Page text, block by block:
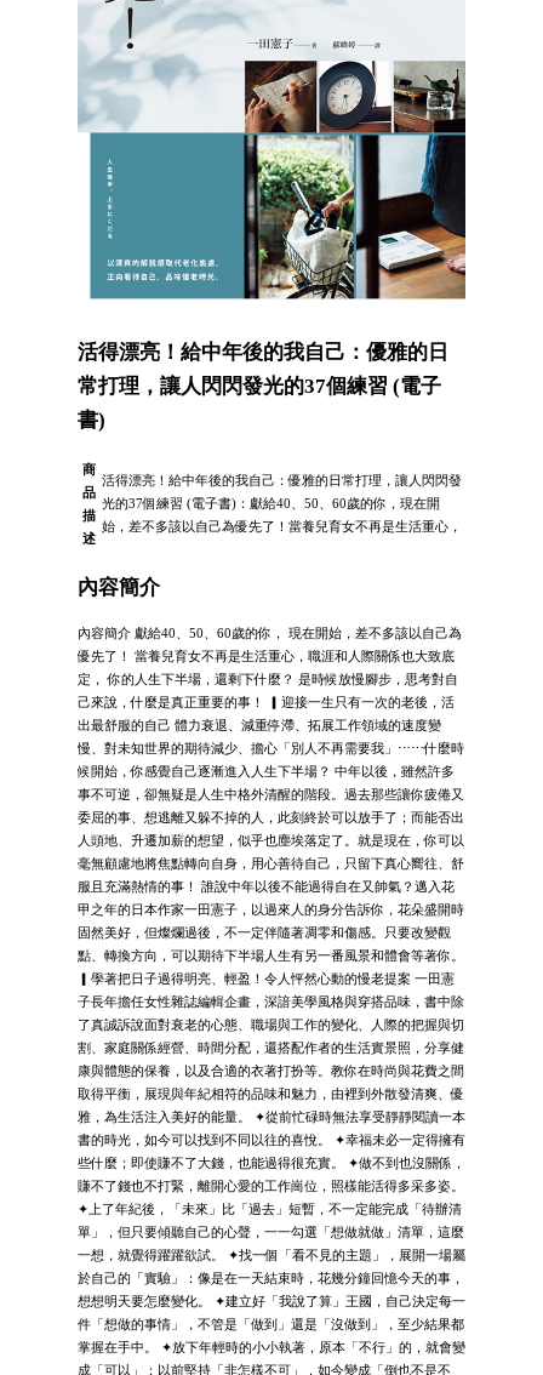
活得漂亮！給中年後的我自己：優雅的日
常打理，讓人閃閃發光的37個練習 (電子
書)
商
品
描
述
活得漂亮！給中年後的我自己：優雅的日常打理，讓人閃閃發
光的37個練習 (電子書)：獻給40、50、60歲的你，現在開
始，差不多該以自己為優先了！當養兒育女不再是生活重心，
內容簡介
內容簡介 獻給40、50、60歲的你， 現在開始，差不多該以自己為
優先了！ 當養兒育女不再是生活重心，職涯和人際關係也大致底
定， 你的人生下半場，還剩下什麼？ 是時候放慢腳步，思考對自
己來說，什麼是真正重要的事！ ▎迎接一生只有一次的老後，活
出最舒服的自己 體力衰退、減重停滯、拓展工作領域的速度變
慢、對未知世界的期待減少、擔心「別人不再需要我」⋯⋯什麼時
候開始，你感覺自己逐漸進入人生下半場？ 中年以後，雖然許多
事不可逆，卻無疑是人生中格外清醒的階段。過去那些讓你疲倦又
委屈的事、想逃離又躲不掉的人，此刻終於可以放手了；而能否出
人頭地、升遷加薪的想望，似乎也塵埃落定了。就是現在，你可以
毫無顧慮地將焦點轉向自身，用心善待自己，只留下真心嚮往、舒
服且充滿熱情的事！ 誰說中年以後不能過得自在又帥氣？邁入花
甲之年的日本作家一田憲子，以過來人的身分告訴你，花朵盛開時
固然美好，但燦爛過後，不一定伴隨著凋零和傷感。只要改變觀
點、轉換方向，可以期待下半場人生有另一番風景和體會等著你。
▎學著把日子過得明亮、輕盈！令人怦然心動的慢老提案 一田憲
子長年擔任女性雜誌編輯企畫，深諳美學風格與穿搭品味，書中除
了真誠訴說面對衰老的心態、職場與工作的變化、人際的把握與切
割、家庭關係經營、時間分配，還搭配作者的生活實景照，分享健
康與體態的保養，以及合適的衣著打扮等。教你在時尚與花費之間
取得平衡，展現與年紀相符的品味和魅力，由裡到外散發清爽、優
雅，為生活注入美好的能量。 ✦從前忙碌時無法享受靜靜閱讀一本
書的時光，如今可以找到不同以往的喜悅。 ✦幸福未必一定得擁有
些什麼；即使賺不了大錢，也能過得很充實。 ✦做不到也沒關係，
賺不了錢也不打緊，離開心愛的工作崗位，照樣能活得多采多姿。
✦上了年紀後，「未來」比「過去」短暫，不一定能完成「待辦清
單」，但只要傾聽自己的心聲，一一勾選「想做就做」清單，這麼
一想，就覺得躍躍欲試。 ✦找一個「看不見的主題」，展開一場屬
於自己的「實驗」：像是在一天結束時，花幾分鐘回憶今天的事，
想想明天要怎麼變化。 ✦建立好「我說了算」王國，自己決定每一
件「想做的事情」，不管是「做到」還是「沒做到」，至少結果都
掌握在手中。 ✦放下年輕時的小小執著，原本「不行」的，就會變
成「可以」；以前堅持「非怎樣不可」，如今變成「倒也不是不